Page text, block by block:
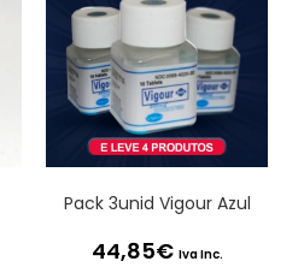
Pack 3unid Vigour Azul
44,85€ Iva Inc.